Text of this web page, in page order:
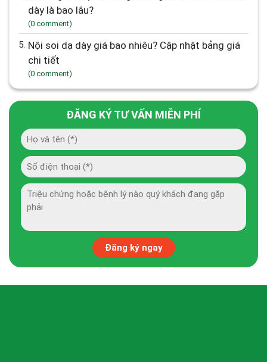
dày là bao lâu?
(0 comment)
5. Nội soi dạ dày giá bao nhiêu? Cập nhật bảng giá
chi tiết
(0 comment)
ĐĂNG KÝ TƯ VẤN MIỄN PHÍ